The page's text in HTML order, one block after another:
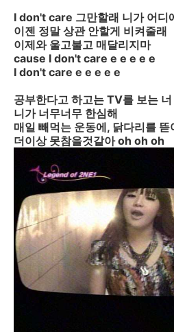
I don't care 그만할래 니가 어디
이젠 정말 상관 안할게 비켜줄래
이제와 울고불고 매달리지마
cause I don't care e e e e e
I don't care e e e e e
공부한다고 하고는 TV를 보는 너
니가 너무너무 한심해
매일 빼먹는 운동에, 닭다리를 뜯
더이상 못참을것같아 oh oh oh